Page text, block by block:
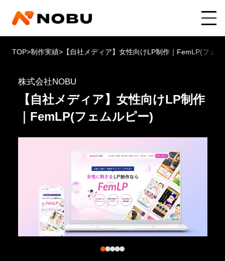
TOP>制作実績>【自社メディア】女性向けLP制作｜FemLP(フェ
株式会社NOBU
【自社メディア】女性向けLP制作
｜FemLP(フェムルピー)